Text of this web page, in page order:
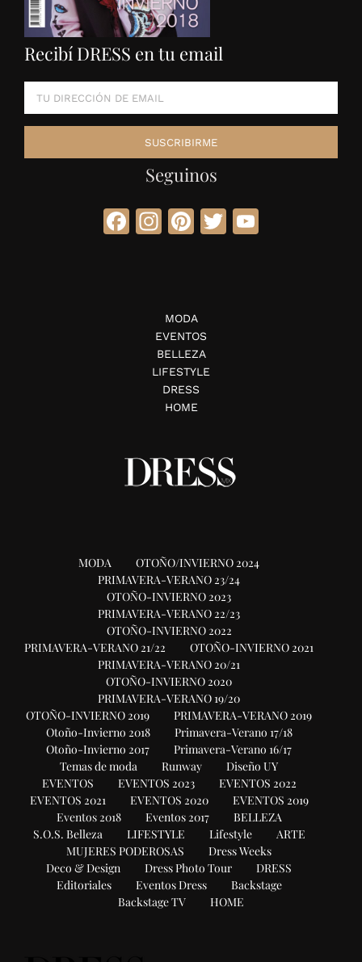
Recibí DRESS en tu email
Seguinos
Facebook
Instagram
Pinterest
Twitter
MODA
EVENTOS
BELLEZA
LIFESTYLE
DRESS
HOME
MODA
OTOÑO/INVIERNO 2024
PRIMAVERA-VERANO 23/24
OTOÑO-INVIERNO 2023
PRIMAVERA-VERANO 22/23
OTOÑO-INVIERNO 2022
PRIMAVERA-VERANO 21/22
OTOÑO-INVIERNO 2021
PRIMAVERA-VERANO 20/21
OTOÑO-INVIERNO 2020
PRIMAVERA-VERANO 19/20
OTOÑO-INVIERNO 2019
PRIMAVERA-VERANO 2019
Otoño-Invierno 2018
Primavera-Verano 17/18
Otoño-Invierno 2017
Primavera-Verano 16/17
Temas de moda
Runway
Diseño UY
EVENTOS
EVENTOS 2023
EVENTOS 2022
EVENTOS 2021
EVENTOS 2020
EVENTOS 2019
Eventos 2018
Eventos 2017
BELLEZA
S.O.S. Belleza
LIFESTYLE Lifestyle
ARTE
MUJERES PODEROSAS
Dress Weeks
Deco & Design
Dress Photo Tour
DRESS
Editoriales
Eventos Dress
Backstage
Backstage TV
HOME